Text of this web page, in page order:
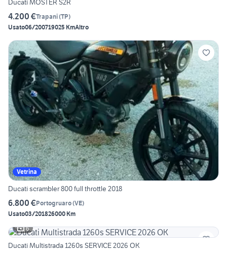
Ducati MOSTER S2R
4.200 €Trapani(TP)
Usato06/200719025 KmAltro
Vetrina
Ducati scrambler 800 full throttle 2018
6.800 €Portogruaro(VE)
Usato03/201826000 Km
6
Ducati Multistrada 1260s SERVICE 2026 OK